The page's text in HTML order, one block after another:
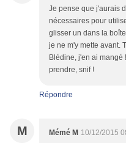
Je pense que j'aurais
nécessaires pour
glisser un dans la
je ne m'y mette avant.
Blédine, j'en ai mangé
prendre, snif !
Répondre
M Mémé M 10/12/2015